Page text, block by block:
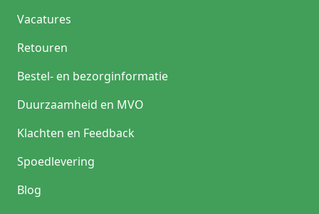
Vacatures
Retouren
Bestel- en bezorginformatie
Duurzaamheid en MVO
Klachten en Feedback
Spoedlevering
Blog